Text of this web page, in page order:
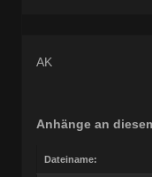
AK
Anhänge an
Dateiname: